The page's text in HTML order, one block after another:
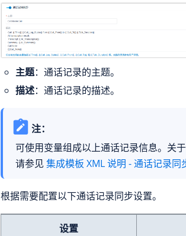
主题：通话记录的主题。
描述：通话记录的描述。
注：
可使用变量组成以上通话记录信息。关
请参见 集成模板 XML 说明 - 通话记录同
根据需要配置以下通话记录同步设置。
设置